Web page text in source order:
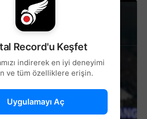
Kanat İçin Yeni Aday!
Record'u Keşfet
indirerek en iyi deneyimi
ve tüm özelliklere erişin.
Uygulamayı Aç